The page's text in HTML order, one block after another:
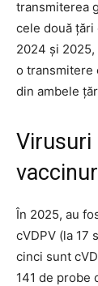
transmiterea
cele două țări
2024 și
o transmitere
din ambele
Virusuri
În 2025, au
cVDPV (la 17
cinci sunt
141 de probe